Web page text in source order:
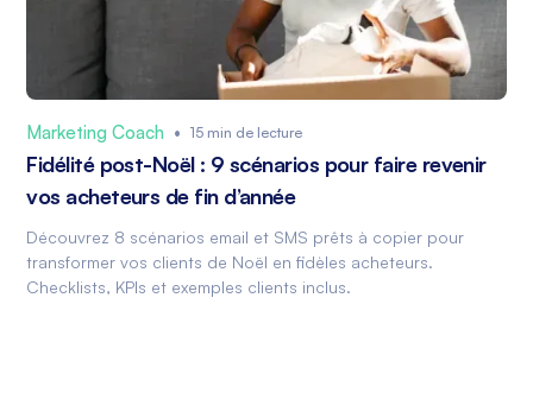
Marketing Coach • 15 min de lecture
Fidélité post-Noël : 9 scénarios pour faire revenir
vos acheteurs de fin d’année
Découvrez 8 scénarios email et SMS prêts à copier pour
transformer vos clients de Noël en fidèles acheteurs.
Checklists, KPIs et exemples clients inclus.